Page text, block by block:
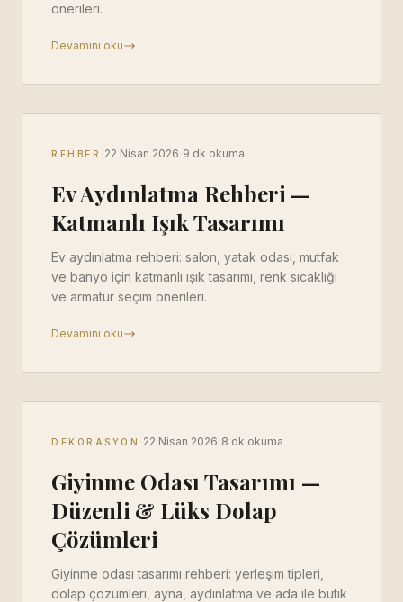
önerileri.
Devamını oku
REHBER 22 Nisan 2026 9 dk okuma
Ev Aydınlatma Rehberi —
Katmanlı Işık Tasarımı
Ev aydınlatma rehberi: salon, yatak odası, mutfak
ve banyo için katmanlı ışık tasarımı, renk sıcaklığı
ve armatür seçim önerileri.
Devamını oku
DEKORASYON 22 Nisan 2026 8 dk okuma
Giyinme Odası Tasarımı —
Düzenli & Lüks Dolap
Çözümleri
Giyinme odası tasarımı rehberi: yerleşim tipleri,
dolap çözümleri, ayna, aydınlatma ve ada ile butik